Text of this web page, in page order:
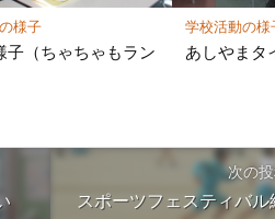
様子
子（ちゃちゃもラン
学校活動の様
あしやまタ
次の
スポーツフェスティバル